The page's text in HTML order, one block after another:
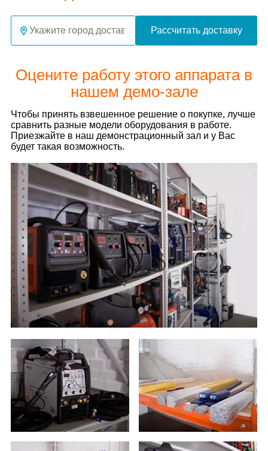
Рассчитать доставку
Оцените работу этого аппарата в
нашем демо-зале
Чтобы принять взвешенное решение о покупке, лучше
сравнить разные модели оборудования в работе.
Приезжайте в наш демонстрационный зал и у Вас
будет такая возможность.